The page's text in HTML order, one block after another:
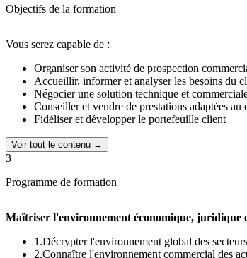
Objectifs de la formation
Vous serez capable de :
Organiser son activité de prospection
Accueillir, informer et analyser les besoins du
Négocier une solution technique et
Conseiller et vendre de prestations adaptées au
Fidéliser et développer le portefeuille client
Voir tout le contenu →
3
Programme de formation
Maîtriser l'environnement économique, juridique
1.Décrypter l'environnement global des secteurs
2.Connaître l'environnement commercial des